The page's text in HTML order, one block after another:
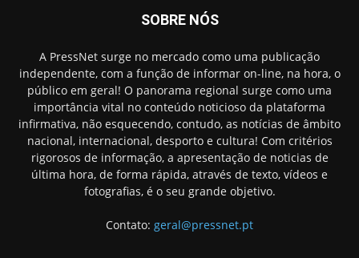
SOBRE NÓS
A PressNet surge no mercado como uma publicação
independente, com a função de informar on-line, na hora, o
público em geral! O panorama regional surge como uma
importância vital no conteúdo noticioso da plataforma
infirmativa, não esquecendo, contudo, as notícias de âmbito
nacional, internacional, desporto e cultura! Com critérios
rigorosos de informação, a apresentação de noticias de
última hora, de forma rápida, através de texto, vídeos e
fotografias, é o seu grande objetivo.
Contato: geral@pressnet.pt